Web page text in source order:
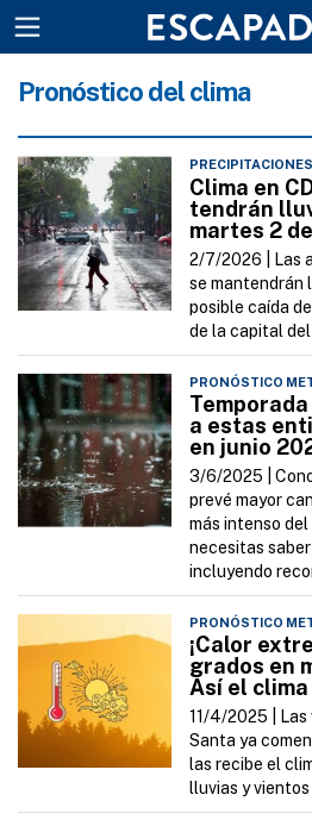
Pronóstico del clima
Clima en
tendrán
martes 2
2/7/2026 | Las
se mantendrán
posible caída
de la capital del
PRONÓSTICO
a estas
en junio
3/6/2025 |
prevé mayor
más intenso
necesitas
incluyendo
PRONÓSTICO
¡Calor
grados en
Así el
11/4/2025 |
Santa ya
las recibe el
lluvias y